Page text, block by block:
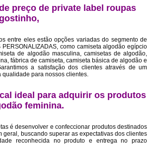
preço de private label roupas
entre eles estão opções variadas do segmento de
PERSONALIZADAS, como camiseta algodão egípcio
de algodão masculina, camisetas de algodão,
fábrica de camiseta, camiseta básica de algodão e
a satisfação dos clientes através de um
qualidade para nossos clientes.
ideal para adquirir os produtos
feminina.
é desenvolver e confeccionar produtos destinados
geral, buscando superar as expectativas dos clientes
reconhecida no produto e entrega no prazo